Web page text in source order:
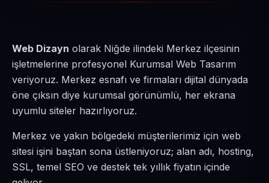
Web Dizayn olarak Niğde ilindeki Merkez ilçesinin
işletmelerine profesyonel Kurumsal Web Tasarım
veriyoruz. Merkez esnafı ve firmaları dijital dünyada
öne çıksın diye kurumsal görünümlü, her ekrana
uyumlu siteler hazırlıyoruz.
Merkez ve yakın bölgedeki müşterilerimiz için web
sitesi işini baştan sona üstleniyoruz; alan adı, hosting,
SSL, temel SEO ve destek tek yıllık fiyatın içinde